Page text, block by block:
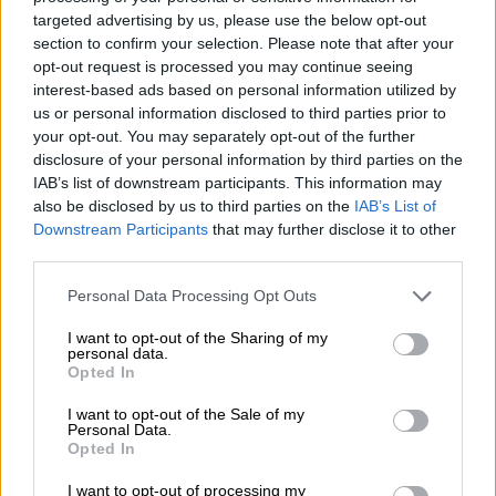
targeted advertising by us, please use the below opt-out
section to confirm your selection. Please note that after your
opt-out request is processed you may continue seeing
interest-based ads based on personal information utilized by
us or personal information disclosed to third parties prior to
your opt-out. You may separately opt-out of the further
disclosure of your personal information by third parties on the
IAB’s list of downstream participants. This information may
also be disclosed by us to third parties on the IAB’s List of
Downstream Participants that may further disclose it to other
Please note that this website/app uses one or more Google
not limited to your visit or usage behaviour. You may click to
grant or deny consent to Google and its third-party tags to
use your data for below specified purposes in below Google
consent section.
Personal Data Processing Opt Outs
I want to opt-out of the Sharing of my
personal data.
Opted In
I want to opt-out of the Sale of my
Personal Data.
Opted In
I want to opt-out of processing my
στον βαθμό του αντιστράτηγου, οι
κατωτέρω Υποστράτηγοι Γενικών
Καθηκόντων Π.Σ., για κάλυψη κενών
οργανικών θέσεων, με απόφαση του αρχηγού
του Πυροσβεστικού Σώματος,
Αντιστράτηγου Θεόδωρου Βάγια ως
ακολούθως:
Γεώργιος Μαρκουλάκης, ως Υπαρχηγός
του Σώματος
Επιθεωρητή Πυροσβεστικού Σώματος οι:
Θεόδωρος Κοσμίδης